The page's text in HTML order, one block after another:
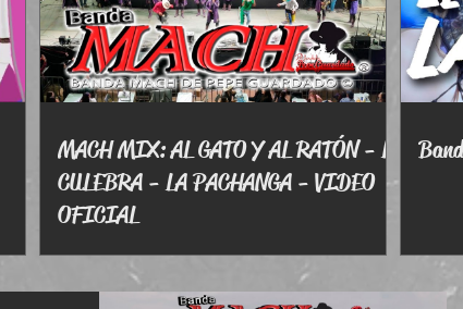
MACH MIX: AL GATO Y AL RATÓN - LA
CULEBRA - LA PACHANGA - VIDEO
OFICIAL